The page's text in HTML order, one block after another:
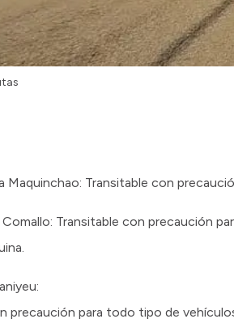
Maquinchao: Transitable con
Transitable con precaución
precaución para todo tipo de